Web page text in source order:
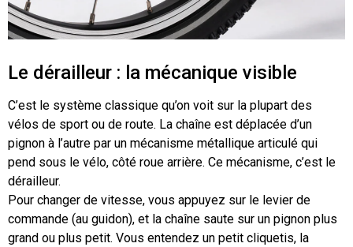
Le dérailleur : la mécanique visible
C’est le système classique qu’on voit sur la plupart des
vélos de sport ou de route. La chaîne est déplacée d’un
pignon à l’autre par un mécanisme métallique articulé qui
pend sous le vélo, côté roue arrière. Ce mécanisme, c’est le
dérailleur.
Pour changer de vitesse, vous appuyez sur le levier de
commande (au guidon), et la chaîne saute sur un pignon plus
grand ou plus petit. Vous entendez un petit cliquetis, la